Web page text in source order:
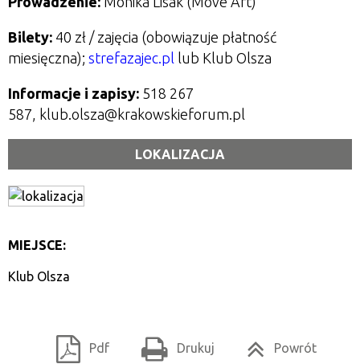
Bilety: 40 zł / zajęcia (obowiązuje płatność
miesięczna); strefazajec.pl lub Klub Olsza
Informacje i zapisy: 518 267
587, klub.olsza@krakowskieforum.pl
LOKALIZACJA
MIEJSCE:
Klub Olsza
Pdf Drukuj Powrót